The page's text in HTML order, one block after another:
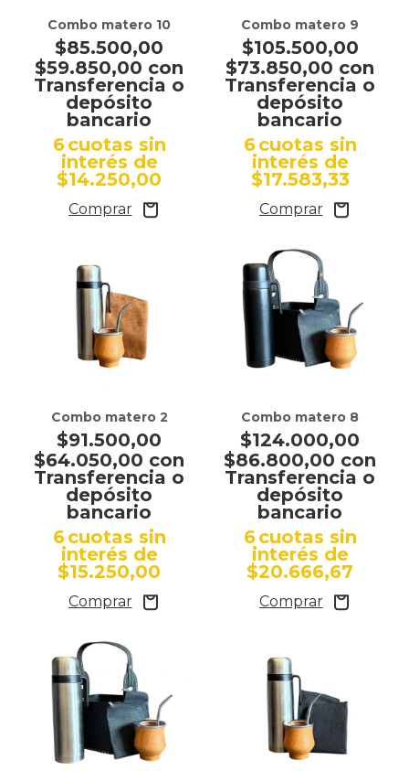
Combo matero 10
$85.500,00
$59.850,00 con
Transferencia o
depósito
bancario
6cuotas sin
interés de
$14.250,00
Combo matero 9
$105.500,00
$73.850,00 con
Transferencia o
depósito
bancario
6cuotas sin
interés de
$17.583,33
Combo matero 2
$91.500,00
$64.050,00 con
Transferencia o
depósito
bancario
6cuotas sin
interés de
$15.250,00
Combo matero 8
$124.000,00
$86.800,00 con
Transferencia o
depósito
bancario
6cuotas sin
interés de
$20.666,67